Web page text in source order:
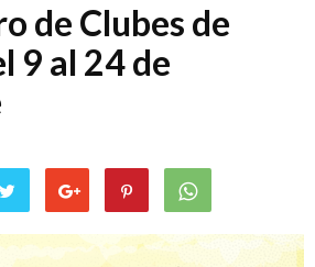
Literatura
de Clubes de
9 al 24 de